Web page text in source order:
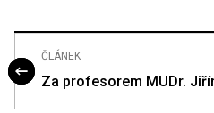
ČLÁNEK
Za profesorem MUDr.